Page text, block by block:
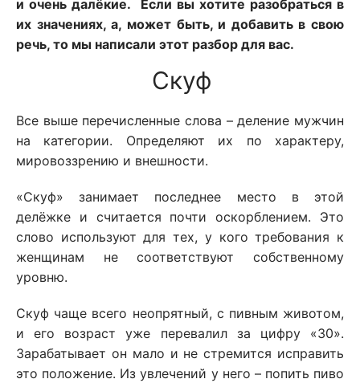
и очень далёкие. Если вы хотите разобраться в
их значениях, а, может быть, и добавить в свою
речь, то мы написали этот разбор для вас.
Скуф
Все выше перечисленные слова – деление мужчин
на категории. Определяют их по характеру,
мировоззрению и внешности.
«Скуф» занимает последнее место в этой
делёжке и считается почти оскорблением. Это
слово используют для тех, у кого требования к
женщинам не соответствуют собственному
уровню.
Скуф чаще всего неопрятный, с пивным животом,
и его возраст уже перевалил за цифру «30».
Зарабатывает он мало и не стремится исправить
это положение. Из увлечений у него – попить пиво